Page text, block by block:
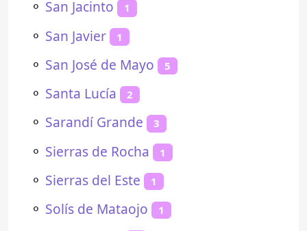
⚬ San Jacinto 1
⚬ San Javier 1
⚬ San José de Mayo 5
⚬ Santa Lucía 2
⚬ Sarandí Grande 3
⚬ Sierras de Rocha 1
⚬ Sierras del Este 1
⚬ Solís de Mataojo 1